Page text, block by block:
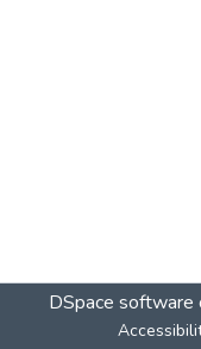
DSpace software